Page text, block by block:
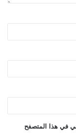
في هذا المتصفح